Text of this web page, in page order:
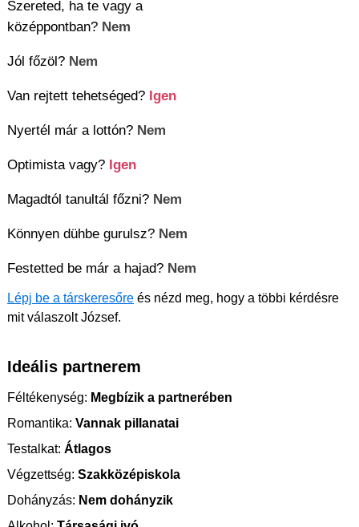
Szereted, ha te vagy a
középpontban? Nem
Jól főzöl? Nem
Van rejtett tehetséged? Igen
Nyertél már a lottón? Nem
Optimista vagy? Igen
Magadtól tanultál főzni? Nem
Könnyen dühbe gurulsz? Nem
Festetted be már a hajad? Nem
Lépj be a társkeresőre és nézd meg, hogy a többi kérdésre
mit válaszolt József.
Ideális partnerem
Féltékenység: Megbízik a partnerében
Romantika: Vannak pillanatai
Testalkat: Átlagos
Végzettség: Szakközépiskola
Dohányzás: Nem dohányzik